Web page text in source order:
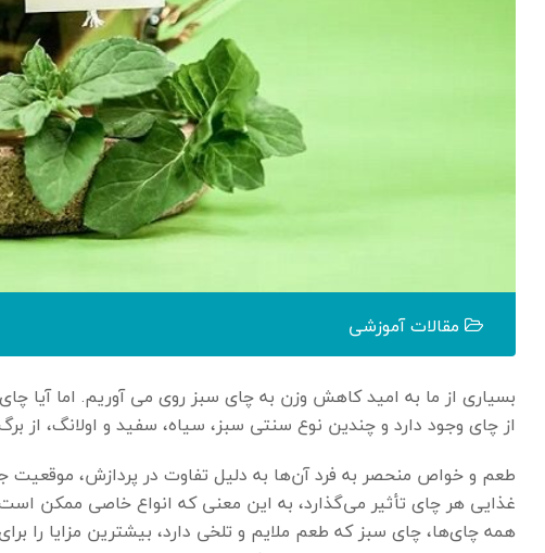
مقالات آموزشی
بسیاری از ما به امید کاهش وزن به چای سبز روی می آوریم. اما آیا
از چای وجود دارد و چندین نوع سنتی سبز، سیاه، سفید و اولانگ،
طعم و خواص منحصر به فرد آن‌ها به دلیل تفاوت در پردازش،
غذایی هر چای تأثیر می‌گذارد، به این معنی که انواع خاصی ممکن
همه چای‌ها، چای سبز که طعم ملایم و تلخی دارد، بیشترین مزایا را